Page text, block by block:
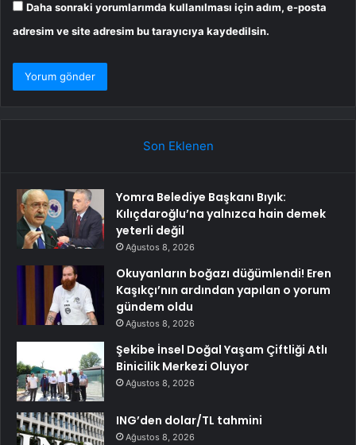
Daha sonraki yorumlarımda kullanılması için adım, e-posta
adresim ve site adresim bu tarayıcıya kaydedilsin.
Son Eklenen
Yomra Belediye Başkanı Bıyık:
Kılıçdaroğlu’na yalnızca hain demek
yeterli değil
Ağustos 8, 2026
Okuyanların boğazı düğümlendi! Eren
Kaşıkçı’nın ardından yapılan o yorum
gündem oldu
Ağustos 8, 2026
Şekibe İnsel Doğal Yaşam Çiftliği Atlı
Binicilik Merkezi Oluyor
Ağustos 8, 2026
ING’den dolar/TL tahmini
Ağustos 8, 2026